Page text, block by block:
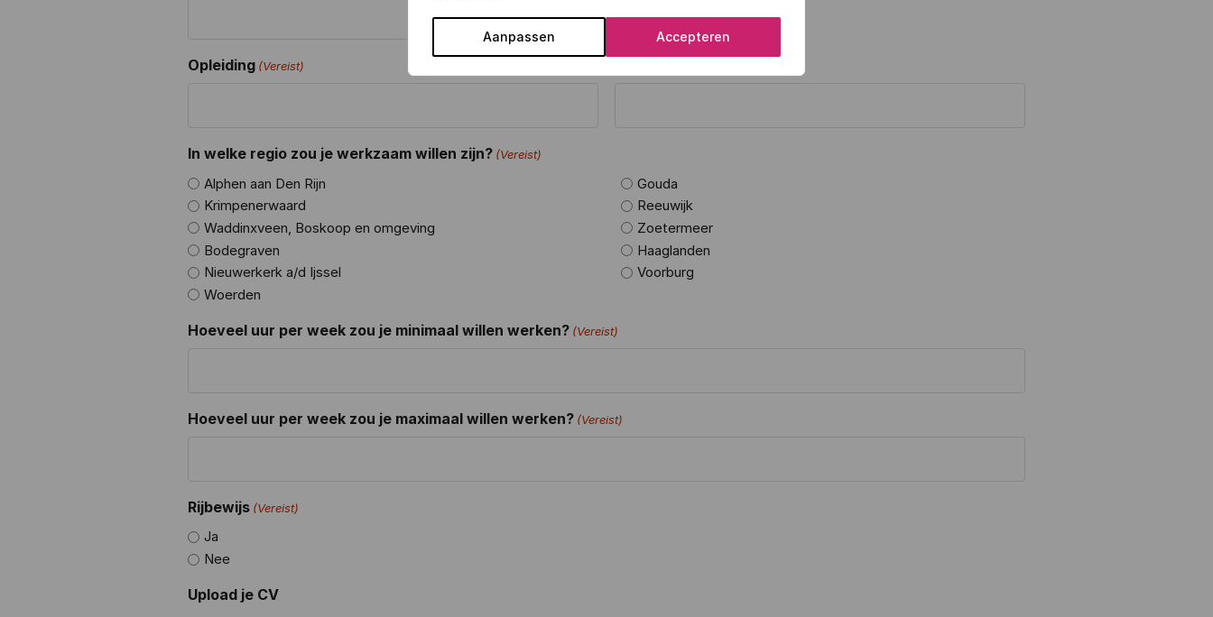
Aanpassen Accepteren
Opleiding (Vereist)
In welke regio zou je werkzaam willen zijn? (Vereist)
Alphen aan Den Rijn
Gouda
Krimpenerwaard
Reeuwijk
Waddinxveen, Boskoop en omgeving
Zoetermeer
Bodegraven
Haaglanden
Nieuwerkerk a/d Ijssel
Voorburg
Woerden
Hoeveel uur per week zou je minimaal willen werken? (Vereist)
Hoeveel uur per week zou je maximaal willen werken? (Vereist)
Rijbewijs (Vereist)
Ja
Nee
Upload je CV